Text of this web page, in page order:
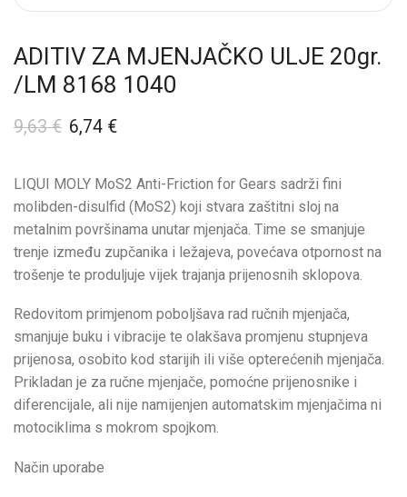
ADITIV ZA MJENJAČKO ULJE 20gr.
/LM 8168 1040
9,63€ 6,74 €
LIQUI MOLY MoS2 Anti-Friction for Gears sadrži fini
molibden-disulfid (MoS2) koji stvara zaštitni sloj na
metalnim površinama unutar mjenjača. Time se smanjuje
trenje između zupčanika i ležajeva, povećava otpornost na
trošenje te produljuje vijek trajanja prijenosnih sklopova.
Redovitom primjenom poboljšava rad ručnih mjenjača,
smanjuje buku i vibracije te olakšava promjenu stupnjeva
prijenosa, osobito kod starijih ili više opterećenih mjenjača.
Prikladan je za ručne mjenjače, pomoćne prijenosnike i
diferencijale, ali nije namijenjen automatskim mjenjačima ni
motociklima s mokrom spojkom.
Način uporabe